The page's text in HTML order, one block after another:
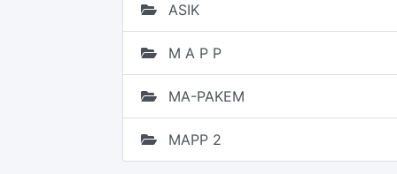
ASIK
M A P P
MA-PAKEM
MAPP 2